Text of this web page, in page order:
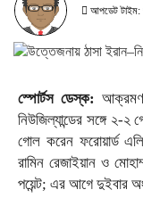
আপডেট টাইম:
স্পোর্টস ডেস্ক: আক্রমণ
নিউজিল্যান্ডের সঙ্গে ২-
গোল করেন ফরোয়ার্ড
রামিন রেজাইয়ান ও
পয়েন্ট; এর আগে দুইবার